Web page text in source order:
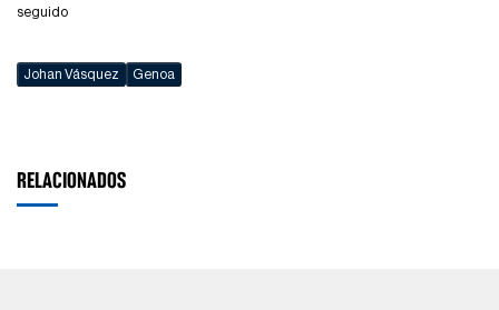
seguido
Johan Vásquez Genoa
RELACIONADOS